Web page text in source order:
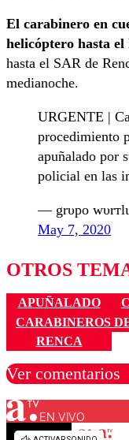
El carabinero en
helicóptero hasta
hasta el SAR de
medianoche.
URGENTE |
procedimiento
apuñalado por
policial en las
— grυpo
May 7, 2020
OTROS
APUÑALADO
CARABINEROS
RENCA
Ver comentarios
Los
EN VIVO